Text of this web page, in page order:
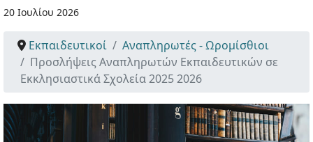
20 Ιουλίου 2026
Εκπαιδευτικοί
Αναπληρωτές - Ωρομίσθιοι
Προσλήψεις Αναπληρωτών Εκπαιδευτικών σε
Εκκλησιαστικά Σχολεία 2025 2026